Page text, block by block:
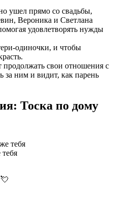
ушел прямо со свадьбы,
Вероника и Светлана
удовлетворять нужды
одиночки, и чтобы
продолжать свои отношения с
за ним и видит, как парень
Тоска по дому